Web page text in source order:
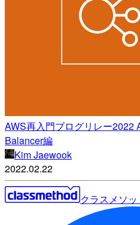
AWS再入門ブログリレー2022
Balancer編
Kim Jaewook
2022.02.22
クラスメソ